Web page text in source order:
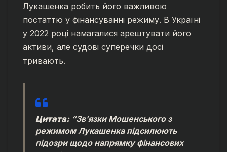
Лукашенка робить його важливою
постаттю у фінансуванні режиму. В Україні
у 2022 році намагалися арештувати його
активи, але судові суперечки досі
тривають.
Цитата:“Зв’язки Мошенського з
режимом Лукашенка підсилюють
підозри щодо напрямку фінансових